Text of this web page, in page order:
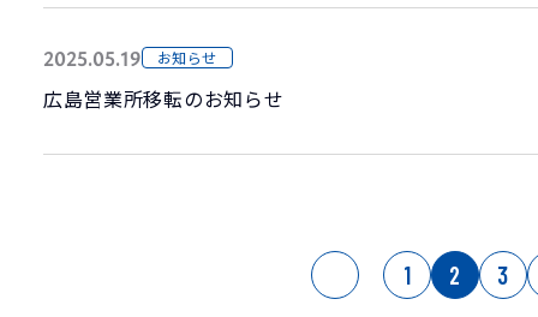
2025.05.19 お知らせ
広島営業所移転のお知らせ
1 2 3